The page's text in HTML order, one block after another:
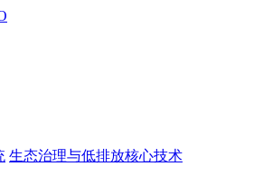
生态治理与低排放核心技术